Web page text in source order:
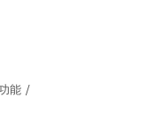
能 /